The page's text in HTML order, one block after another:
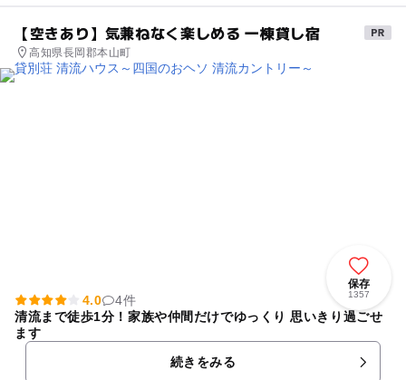
【空きあり】気兼ねなく楽しめる 一棟貸し宿
高知県長岡郡本山町
保存
1357
4.0
4件
清流まで徒歩1分！家族や仲間だけでゆっくり 思いきり過ごせ
ます
続きをみる